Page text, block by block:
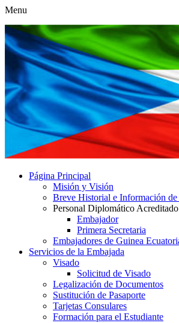
Menu
Página Principal
Misión y Visión
Breve Historial e Información de
Personal Diplomático Acreditado
Embajador
Primera Secretaria
Embajadores de Guinea
Servicios de la Embajada
Visado
Solicitud de Visado
Legalización de Documentos
Sustitución de Pasaporte
Tarjetas Consulares
Formación para el Estudiante